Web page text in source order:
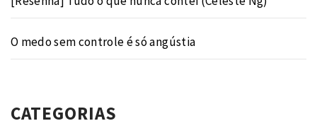
O medo sem controle é só angústia
CATEGORIAS